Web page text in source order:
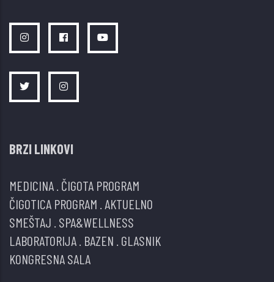
BRZI LINKOVI
MEDICINA ČIGOTA PROGRAM
ČIGOTICA PROGRAM AKTUELNO
SMEŠTAJ SPA&WELLNESS
LABORATORIJA BAZEN GLASNIK
KONGRESNA SALA